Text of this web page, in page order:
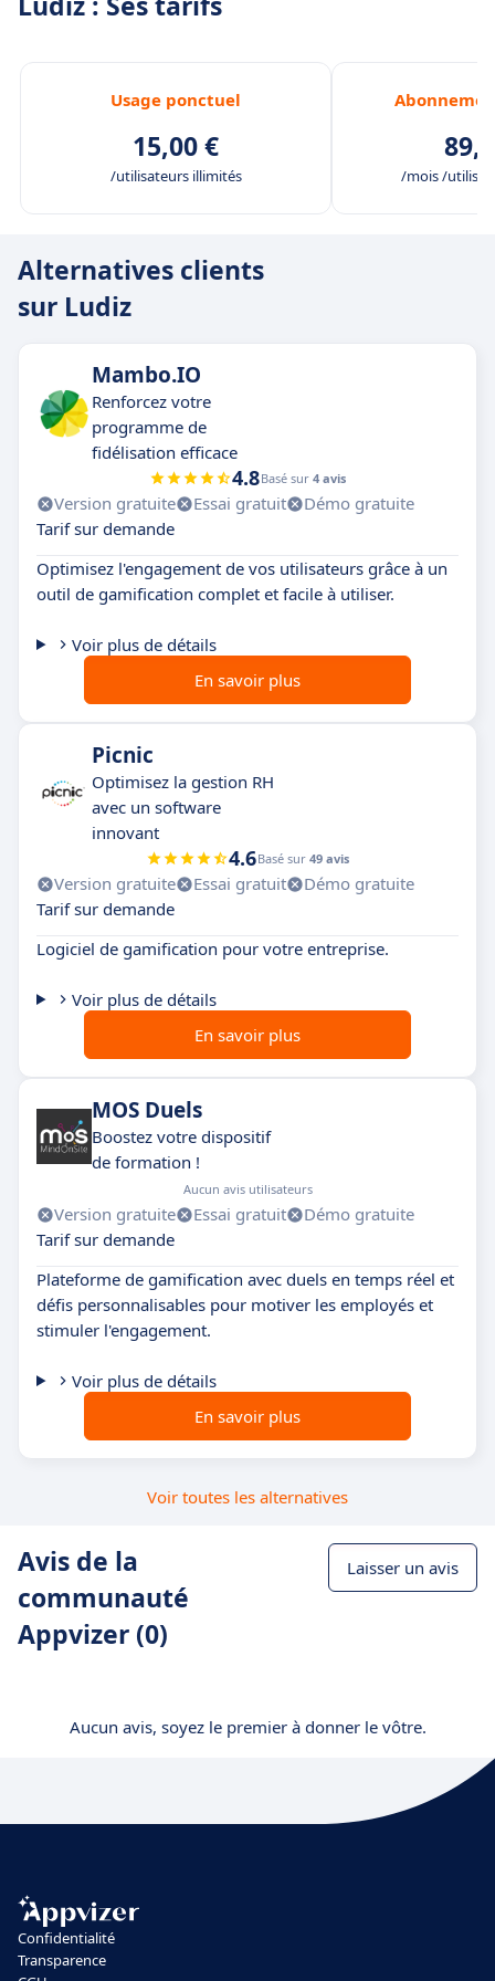
Usage ponctuel
15,00 €
/utilisateurs illimités /mois /
Alternatives clients
sur Ludiz
Mambo.IO
Renforcez votre
programme de
fidélisation efficace
4.8Basé sur 4 avis
Version gratuite Essai gratuit
Démo gratuite
Tarif sur demande
Optimisez l'engagement de vos utilisateurs grâce à un
outil de gamification complet et facile à utiliser.
Voir plus de détails
En savoir plus
Picnic
Optimisez la gestion RH
avec un software
innovant
4.6Basé sur 49 avis
Version gratuite Essai gratuit
Démo gratuite
Tarif sur demande
Logiciel de gamification pour votre entreprise.
Voir plus de détails
En savoir plus
MOS Duels
Boostez votre dispositif
de formation !
Aucun avis utilisateurs
Version gratuite Essai gratuit
Démo gratuite
Tarif sur demande
Plateforme de gamification avec duels en temps réel et
défis personnalisables pour motiver les employés et
stimuler l'engagement.
Voir plus de détails
En savoir plus
Voir toutes les alternatives
Avis de la
communauté
Appvizer (0)
Laisser un avis
Aucun avis, soyez le premier à donner le vôtre.
Confidentialité
Transparence